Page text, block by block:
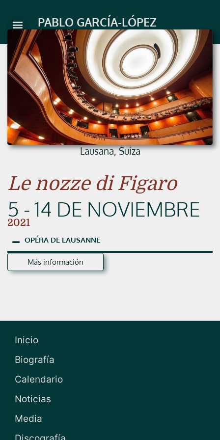
contenido PABLO GARCÍA-LÓPEZ
Lausana, Suiza
Le nozze di Figaro
5 - 14 DE NOVIEMBRE
2021
OPÉRA DE LAUSANNE
Más información
Inicio
Biografía
Calendario
Noticias
Media